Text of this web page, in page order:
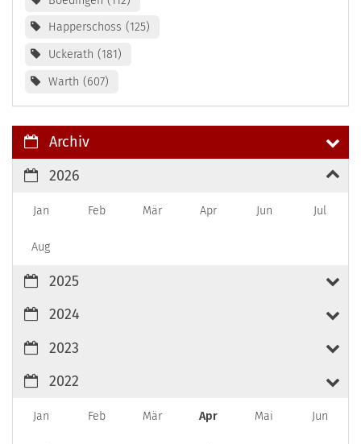
Happerschoss
125
Uckerath
181
Warth
607
Archiv
2026
Jan Feb Mär Apr Jun Jul
Aug
2025
2024
2023
2022
Jan Feb Mär Apr Mai Jun